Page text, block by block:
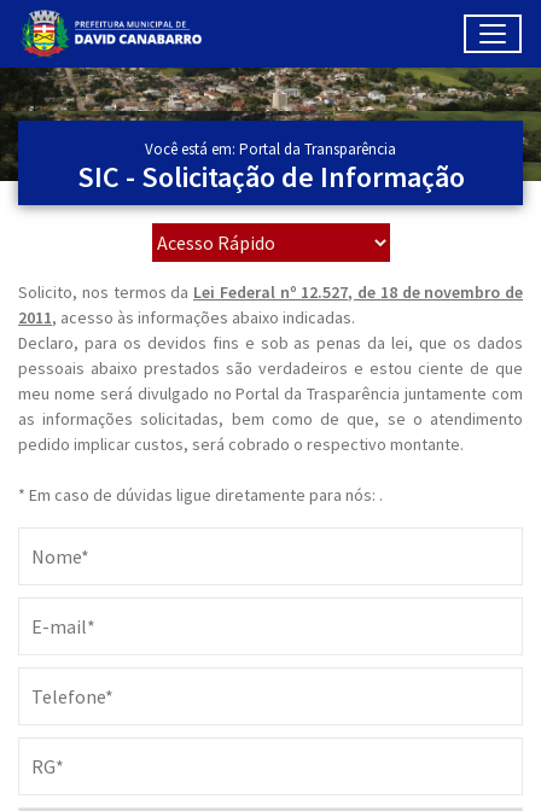
Ir para conteúdo principal
Conteúdo Principal
Você está em: Portal da Transparência
SIC - Solicitação de Informação
Solicito, nos termos da Lei Federal nº 12.527, de 18 de novembro de
2011, acesso às informações abaixo indicadas.
Declaro, para os devidos fins e sob as penas da lei, que os dados
pessoais abaixo prestados são verdadeiros e estou ciente de que
meu nome será divulgado no Portal da Trasparência juntamente com
as informações solicitadas, bem como de que, se o atendimento
pedido implicar custos, será cobrado o respectivo montante.
* Em caso de dúvidas ligue diretamente para nós: .